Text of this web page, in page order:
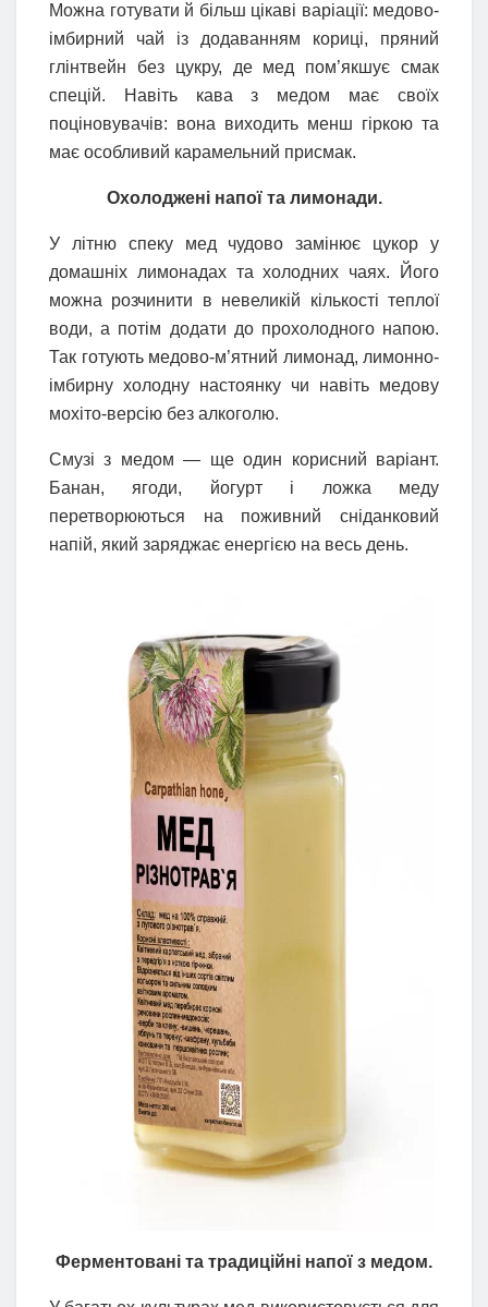
Можна готувати й більш цікаві варіації: медово-
імбирний чай із додаванням кориці, пряний
глінтвейн без цукру, де мед пом’якшує смак
спецій. Навіть кава з медом має своїх
поціновувачів: вона виходить менш гіркою та
має особливий карамельний присмак.
Охолоджені напої та лимонади.
У літню спеку мед чудово замінює цукор у
домашніх лимонадах та холодних чаях. Його
можна розчинити в невеликій кількості теплої
води, а потім додати до прохолодного напою.
Так готують медово-м’ятний лимонад, лимонно-
імбирну холодну настоянку чи навіть медову
мохіто-версію без алкоголю.
Смузі з медом — ще один корисний варіант.
Банан, ягоди, йогурт і ложка меду
перетворюються на поживний сніданковий
напій, який заряджає енергією на весь день.
Ферментовані та традиційні напої з медом.